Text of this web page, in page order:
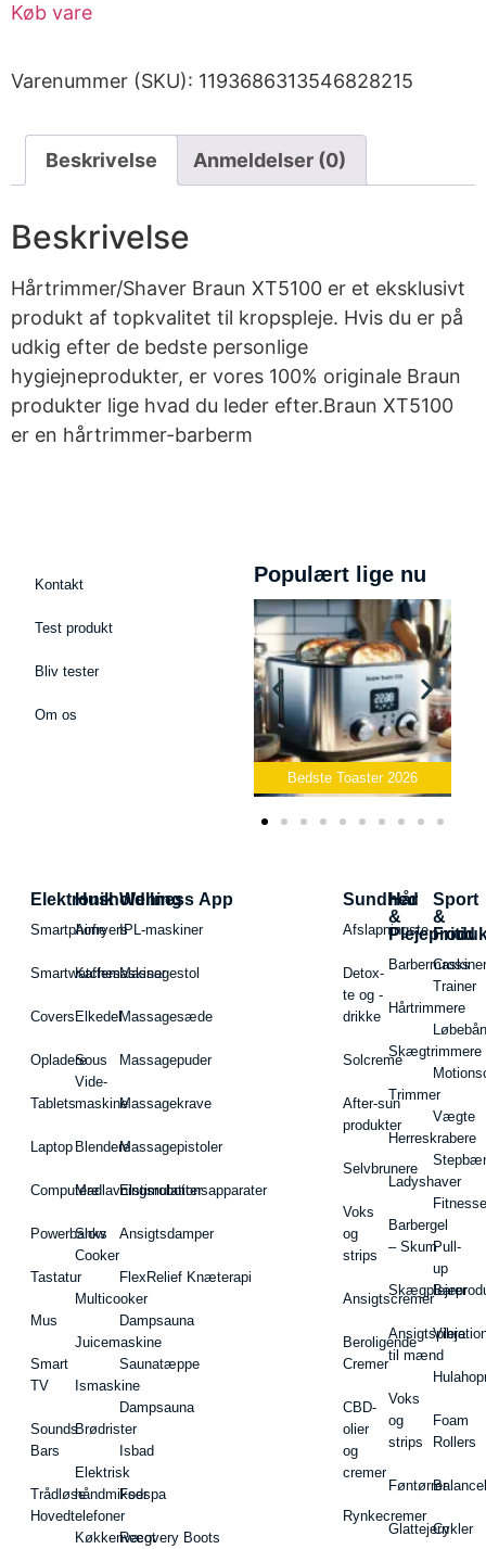
Køb vare
Varenummer (SKU): 1193686313546828215
Beskrivelse Anmeldelser (0)
Beskrivelse
Hårtrimmer/Shaver Braun XT5100 er et eksklusivt
produkt af topkvalitet til kropspleje. Hvis du er på
udkig efter de bedste personlige
hygiejneprodukter, er vores 100% originale Braun
produkter lige hvad du leder efter.Braun XT5100
er en hårtrimmer-barberm
Kontakt
Test produkt
Bliv tester
Om os
Populært lige nu
Bedste Toaster 2026
Elektronik
Smartphone
Smartwatches
Covers
Opladere
Tablets
Laptop
Computere
Powerbanks
Tastatur
Mus
Smart
TV
Sounds
Bars
Trådløse
Hovedtelefoner
Husholdning
Airfryers
Kaffemaskiner
Elkedel
Sous
Vide-
maskine
Blendere
Madlavningsrobotter
Slow
Cooker
Multicooker
Juicemaskine
Ismaskine
Brødrister
Elektrisk
håndmikser
Køkkenvægt
Wellness App
IPL-maskiner
Massagestol
Massagesæde
Massagepuder
Massagekrave
Massagepistoler
Elstimulationsapparater
Ansigtsdamper
FlexRelief Knæterapi
Dampsauna
Saunatæppe
Dampsauna
Isbad
Fodspa
Recovery Boots
Sundhed
Afslapningste
Detox-
te og -
drikke
Solcreme
After-sun
produkter
Selvbrunere
Voks
og
strips
Ansigtscremer
Beroligende
Cremer
CBD-
olier
og
cremer
Rynkecremer
Hår
&
Hårtrimmere
Skægtrimmere
Trimmer
Herreskrabere
Ladyshaver
Barbergel
– Skum
Ansigtspleje
til mænd
Voks
og
strips
Føntørrer
Glattejern
Sport
&
Fritid
Cross
Trainer
Vægte
Pull-
up
Barer
Foam
Rollers
Cykler